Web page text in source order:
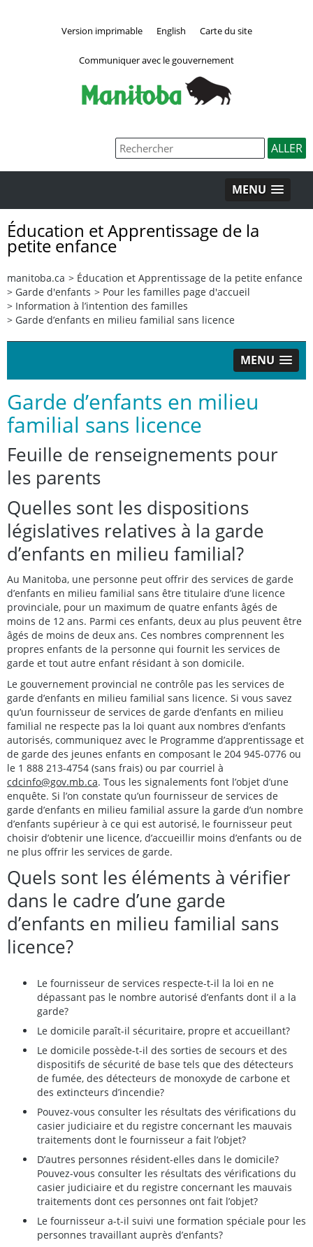
Version imprimable English Carte du site
Communiquer avec le gouvernement
MENU
Éducation et Apprentissage de la
petite enfance
manitoba.ca > Éducation et Apprentissage de la petite enfance
> Garde d'enfants > Pour les familles page d'accueil
> Information à l’intention des familles
> Garde d’enfants en milieu familial sans licence
MENU
Garde d’enfants en milieu
familial sans licence
Feuille de renseignements pour
les parents
Quelles sont les dispositions
législatives relatives à la garde
d’enfants en milieu familial?
Au Manitoba, une personne peut offrir des services de garde
d’enfants en milieu familial sans être titulaire d’une licence
provinciale, pour un maximum de quatre enfants âgés de
moins de 12 ans. Parmi ces enfants, deux au plus peuvent être
âgés de moins de deux ans. Ces nombres comprennent les
propres enfants de la personne qui fournit les services de
garde et tout autre enfant résidant à son domicile.
Le gouvernement provincial ne contrôle pas les services de
garde d’enfants en milieu familial sans licence. Si vous savez
qu’un fournisseur de services de garde d’enfants en milieu
familial ne respecte pas la loi quant aux nombres d’enfants
autorisés, communiquez avec le Programme d’apprentissage et
de garde des jeunes enfants en composant le 204 945-0776 ou
le 1 888 213-4754 (sans frais) ou par courriel à
cdcinfo@gov.mb.ca. Tous les signalements font l’objet d’une
enquête. Si l’on constate qu’un fournisseur de services de
garde d’enfants en milieu familial assure la garde d’un nombre
d’enfants supérieur à ce qui est autorisé, le fournisseur peut
choisir d’obtenir une licence, d’accueillir moins d’enfants ou de
ne plus offrir les services de garde.
Quels sont les éléments à vérifier
dans le cadre d’une garde
d’enfants en milieu familial sans
licence?
Le fournisseur de services respecte-t-il la loi en ne
dépassant pas le nombre autorisé d’enfants dont il a la
garde?
Le domicile paraît-il sécuritaire, propre et accueillant?
Le domicile possède-t-il des sorties de secours et des
dispositifs de sécurité de base tels que des détecteurs
de fumée, des détecteurs de monoxyde de carbone et
des extincteurs d’incendie?
Pouvez-vous consulter les résultats des vérifications du
casier judiciaire et du registre concernant les mauvais
traitements dont le fournisseur a fait l’objet?
D’autres personnes résident-elles dans le domicile?
Pouvez-vous consulter les résultats des vérifications du
casier judiciaire et du registre concernant les mauvais
traitements dont ces personnes ont fait l’objet?
Le fournisseur a-t-il suivi une formation spéciale pour les
personnes travaillant auprès d’enfants?